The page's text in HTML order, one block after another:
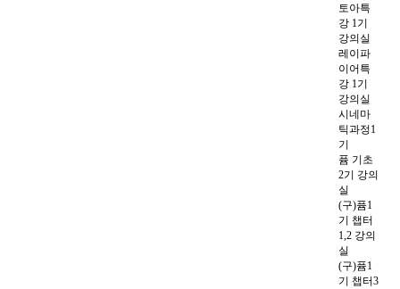
토아특
강 1기
강의실
레이파
이어특
강 1기
강의실
시네마
틱과정1
기
퓸 기초
2기 강의
실
(구)퓸1
기 챕터
1,2 강의
실
(구)퓸1
기 챕터3